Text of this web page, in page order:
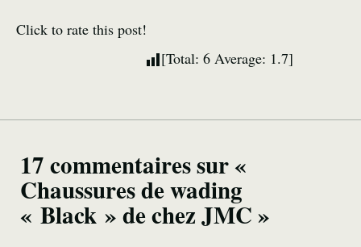
Click to rate this post!
[Total: 6 Average: 1.7]
17 commentaires sur «
Chaussures de wading
« Black » de chez JMC »